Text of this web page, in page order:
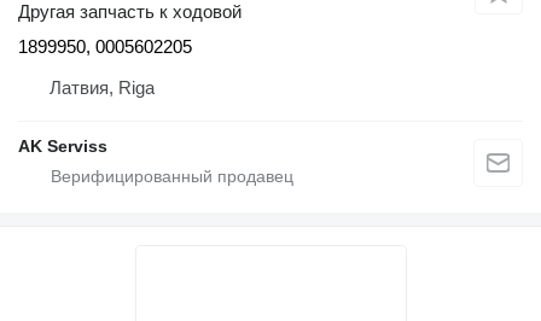
Другая запчасть к ходовой
1899950, 0005602205
Латвия, Riga
AK Serviss